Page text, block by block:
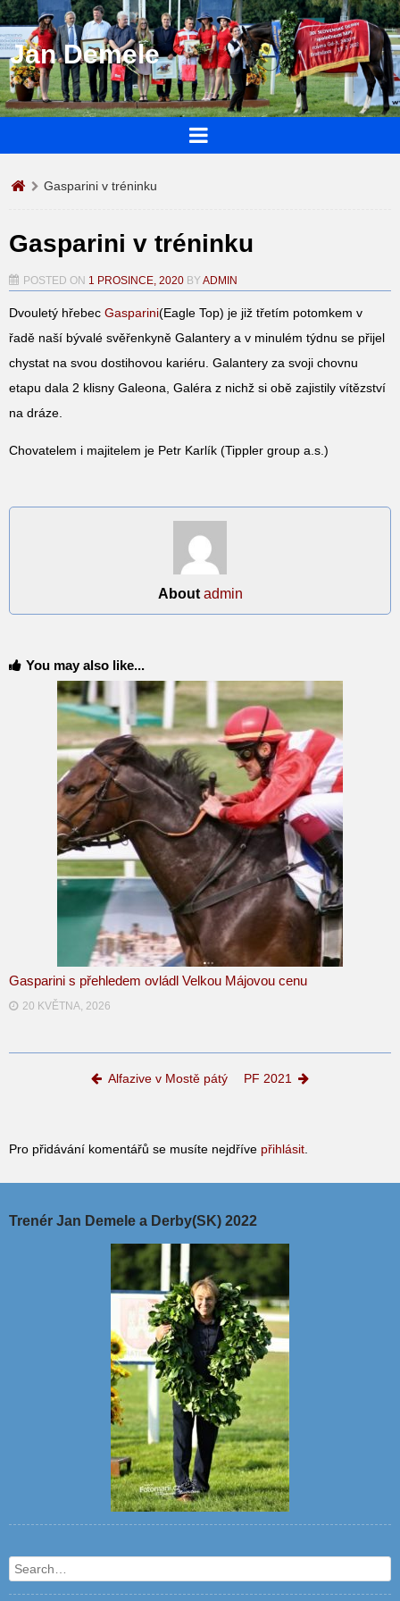
Jan Demele
Gasparini v tréninku
Gasparini v tréninku
POSTED ON 1 PROSINCE, 2020 BYADMIN
Dvouletý hřebec Gasparini(Eagle Top) je již třetím potomkem v
řadě naší bývalé svěřenkyně Galantery a v minulém týdnu se přijel
chystat na svou dostihovou kariéru. Galantery za svoji chovnu
etapu dala 2 klisny Galeona, Galéra z nichž si obě zajistily vítězství
na dráze.
Chovatelem i majitelem je Petr Karlík (Tippler group a.s.)
About admin
You may also like...
Gasparini s přehledem ovládl Velkou Májovou cenu
20 KVĚTNA, 2026
Post navigation
Alfazive v Mostě pátý PF 2021
Pro přidávání komentářů se musíte nejdříve přihlásit
Trenér Jan Demele a Derby(SK) 2022
Search